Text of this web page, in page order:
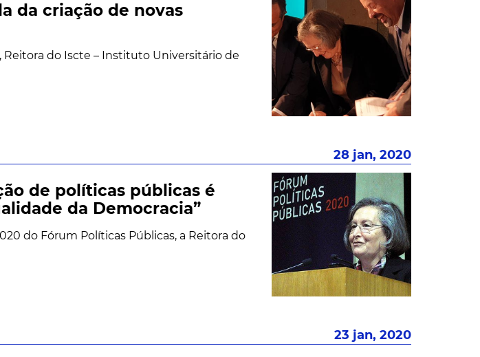
da criação de novas
Reitora do Iscte – Instituto Universitário de
28 jan, 2020
de políticas públicas é
da Democracia”
do Fórum Políticas Públicas, a Reitora do
23 jan, 2020